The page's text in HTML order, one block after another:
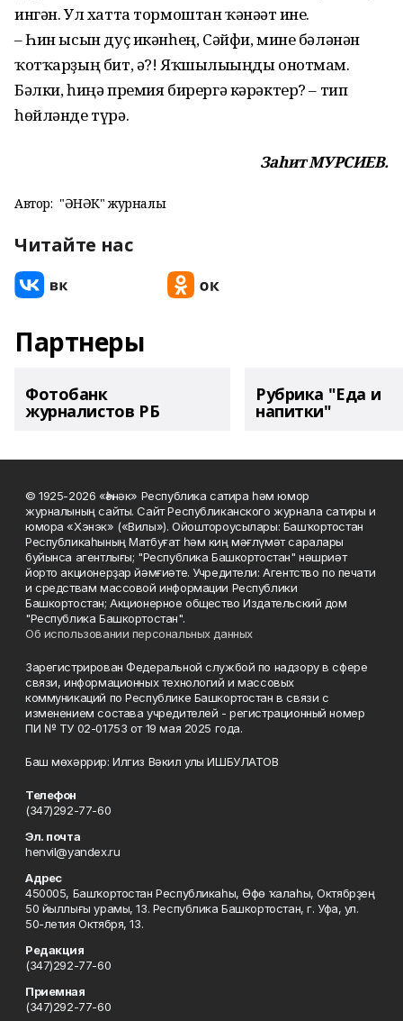
ингән. Ул хатта тормоштан ҡәнәғәт ине.
– Һин ысын дуҫ икәнһең, Сәйфи, мине бәләнән
ҡотҡарҙың бит, ә?! Яҡшылығыңды онотмам.
Бәлки, һиңә премия бирергә кәрәктер? – тип
һөйләнде түрә.
Заһит МУРСИЕВ.
Автор: "ҺӘНӘК" журналы
Читайте нас
Партнеры
Фотобанк
журналистов РБ
Рубрика "Еда и
напитки"
© 1925-2026 «Һәнәк» Республика сатира һәм юмор
журналының сайты. Сайт Республиканского журнала сатиры и
юмора «Хэнэк» («Вилы»). Ойоштороусылары: Башҡортостан
Республикаһының Матбуғат һәм киң мәғлүмәт саралары
буйынса агентлығы; "Республика Башкортостан" нәшриәт
йорто акционерҙар йәмғиәте. Учредители: Агентство по печати
и средствам массовой информации Республики
Башкортостан; Акционерное общество Издательский дом
"Республика Башкортостан".
Об использовании персональных данных
Зарегистрирован Федеральной службой по надзору в сфере
связи, информационных технологий и массовых
коммуникаций по Республике Башкортостан в связи с
изменением состава учредителей - регистрационный номер
ПИ № ТУ 02-01753 от 19 мая 2025 года.
Баш мөхәррир: Илгиз Вәкил улы ИШБУЛАТОВ
Телефон
(347)292-77-60
Эл. почта
henvil@yandex.ru
Адрес
450005, Башҡортостан Республикаһы, Өфө ҡалаһы, Октябрҙең
50 йыллығы урамы, 13. Республика Башкортостан, г. Уфа, ул.
50-летия Октября, 13.
Редакция
(347)292-77-60
Приемная
(347)292-77-60